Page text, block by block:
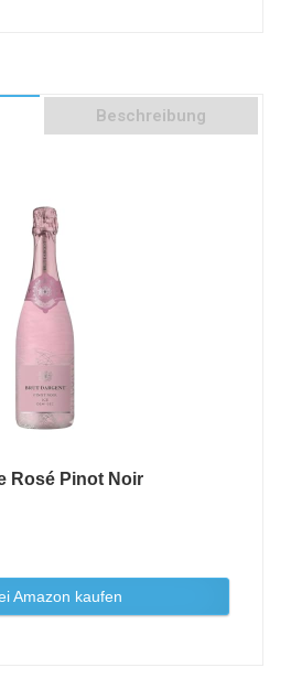
Beschreibung
Rosé Pinot Noir
Amazon kaufen